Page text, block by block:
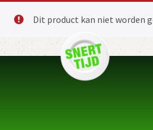
Dit product kan niet worden